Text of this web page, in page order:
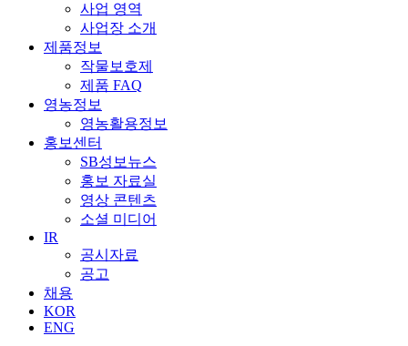
사업 영역
사업장 소개
제품정보
작물보호제
제품 FAQ
영농정보
영농활용정보
홍보센터
SB성보뉴스
홍보 자료실
영상 콘텐츠
소셜 미디어
IR
공시자료
공고
채용
KOR
ENG